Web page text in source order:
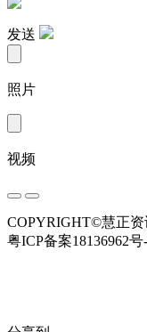
发送
照片
视频
COPYRIGHT©慧正资
粤ICP备案18136962号